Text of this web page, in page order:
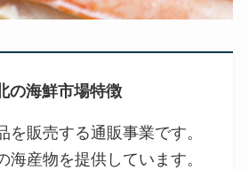
の海鮮市場特徴
を販売する通販事業です。
海産物を提供しています。